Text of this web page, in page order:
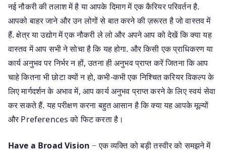
नई नौकरी की तलाश में है या आपके दिमाग में एक कैरियर परिवर्तन है.
आपको बाहर जाने और उन लोगों से बात करने की ज़रूरत है जो वास्तव में
हैं. क्षेत्र या उद्योग में एक नौकरी ले लो और अपने आप को देखें कि क्या यह
वास्तव में आप सभी ने सोचा है कि यह होगा. और किसी एक प्राधिकरण या
कार्य अनुभव पर निर्भर न हों, उतना ही अनुभव प्राप्त करें जितना कि आप
चाहे कितना भी छोटा क्यों न हो, कभी-कभी एक निश्चित करियर विकल्प के
लिए मार्गदर्शन के अभाव में, आप कार्य अनुभव प्राप्त करने के लिए स्वयं सेवा
कर सकते हैं. यह परीक्षण करना बहुत आसान है कि क्या यह आपके मूल्यों
और Preferences को फिट करता है।
Have a Broad Vision − एक व्यक्ति को बड़ी तस्वीर को समझने में